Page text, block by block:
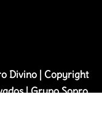
Divino | Copyright
| Grupo Sopro